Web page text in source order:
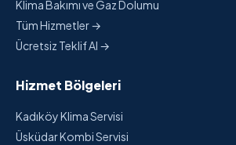
Klima Bakımı ve Gaz Dolumu
Tüm Hizmetler →
Ücretsiz Teklif Al →
Hizmet Bölgeleri
Kadıköy Klima Servisi
Üsküdar Kombi Servisi